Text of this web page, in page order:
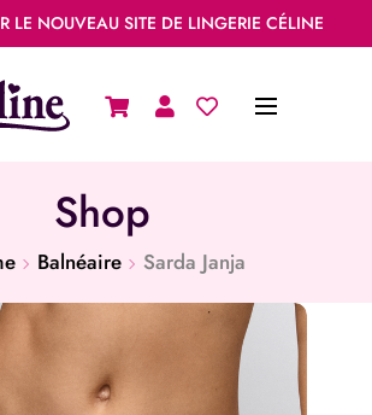
LE NOUVEAU SITE DE LINGERIE CÉLINE
Shop
Balnéaire Sarda Janja